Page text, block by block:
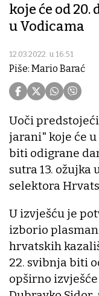
koje će od
u Vodicama
12.03.2022. u 16:51
Piše: Mario Barać
Uoči
jarani" koje će
biti odigrane
sutra 13. ožujka
selektora
U izvješću je
izborio
hrvatskih
22. svibnja biti
opširno